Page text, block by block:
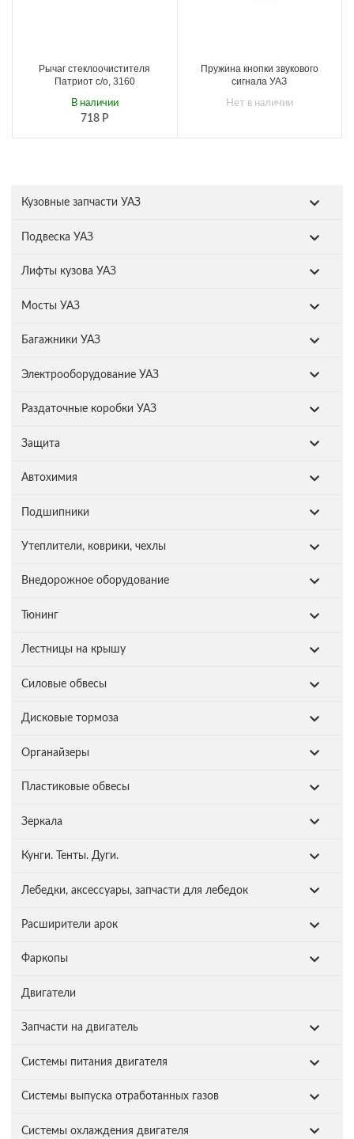
Кузовные запчасти УАЗ
Подвеска УАЗ
Лифты кузова УАЗ
Мосты УАЗ
Багажники УАЗ
Электрооборудование УАЗ
Раздаточные коробки УАЗ
Защита
Автохимия
Подшипники
Утеплители, коврики, чехлы
Внедорожное оборудование
Тюнинг
Лестницы на крышу
Силовые обвесы
Дисковые тормоза
Органайзеры
Пластиковые обвесы
Зеркала
Кунги. Тенты. Дуги.
Лебедки, аксессуары, запчасти для лебедок
Расширители арок
Фаркопы
Двигатели
Запчасти на двигатель
Системы питания двигателя
Системы выпуска отработанных газов
Системы охлаждения двигателя
Рычаг стеклоочистителя
Патриот с/о, 3160
718 Р
В наличии
Пружина кнопки звукового
сигнала УАЗ
Нет в наличии